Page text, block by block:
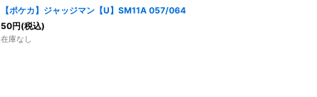
【ポケカ】ジャッジマン【U】SM11A 057/064
50円(税込)
在庫なし